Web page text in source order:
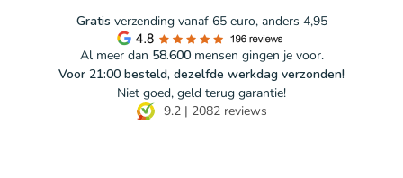
Gratis verzending vanaf 65 euro, anders 4,95
Al meer dan 58.600 mensen gingen je voor.
Voor 21:00 besteld, dezelfde werkdag verzonden!
Niet goed, geld terug garantie!
9.2| 2082reviews